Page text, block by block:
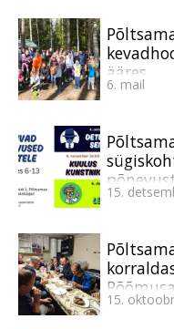
ääres
6. mail
15.
15.